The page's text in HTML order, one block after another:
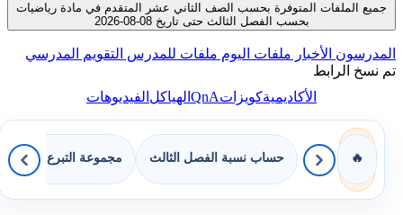
جميع الملفات المتوفرة بحسب الصف الثاني عشر المتقدم في مادة رياضيات
بحسب الفصل الثالث حتى تاريخ 08-08-2026
المدرسون الأخبار ملفات اليوم ملفات للمدرس التقويم المدرسي
تم نسخ الرابط
الأكاديميةكويزاتQnAالهياكلالفيديوهات
🔥 حساب نسبة الفصل الثالث مجموعة التبرع بالكتب